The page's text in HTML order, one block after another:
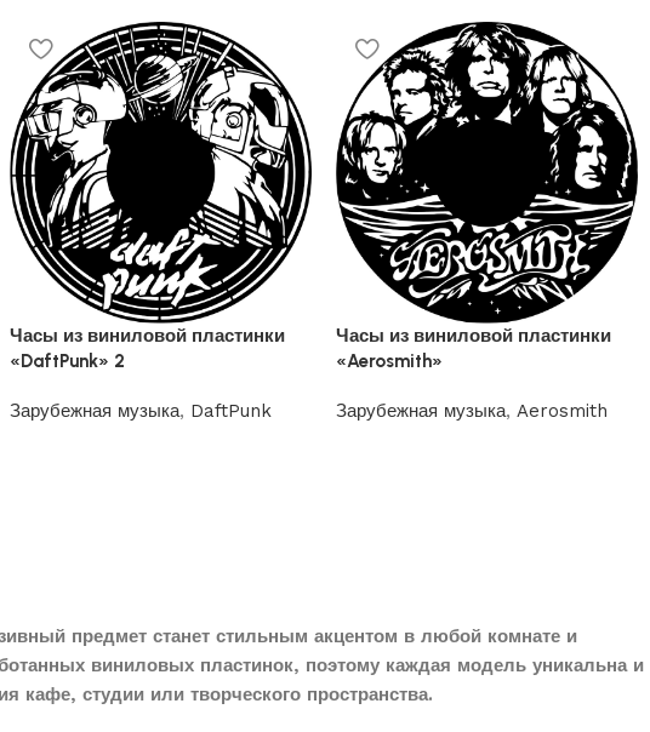
Часы из виниловой пластинки
«DaftPunk» 2
Зарубежная музыка, DaftPunk
Часы из виниловой пластинки
«Aerosmith»
Зарубежная музыка, Aerosmith
предмет станет стильным акцентом в любой комнате и
виниловых пластинок, поэтому каждая модель уникальна и
студии или творческого пространства.